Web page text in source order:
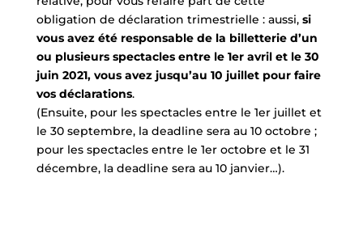
obligation de déclaration trimestrielle : aussi, si
vous avez été responsable de la billetterie d’un
ou plusieurs spectacles entre le 1er avril et le 30
juin 2021, vous avez jusqu’au 10 juillet pour faire
vos déclarations.
(Ensuite, pour les spectacles entre le 1er juillet et
le 30 septembre, la deadline sera au 10 octobre ;
pour les spectacles entre le 1er octobre et le 31
décembre, la deadline sera au 10 janvier…).